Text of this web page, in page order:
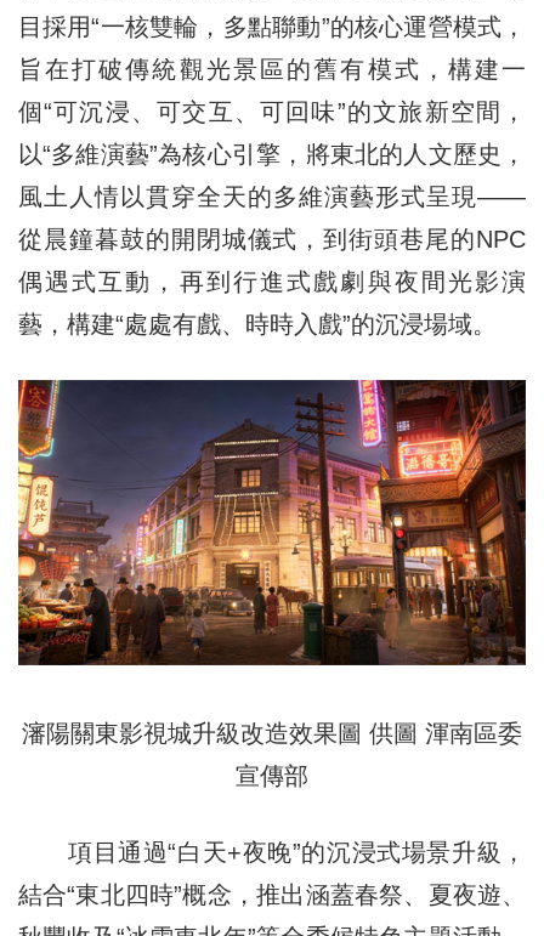
目採用“一核雙輪，多點聯動”的核心運營模式，
旨在打破傳統觀光景區的舊有模式，構建一
個“可沉浸、可交互、可回味”的文旅新空間，
以“多維演藝”為核心引擎，將東北的人文歷史，
風土人情以貫穿全天的多維演藝形式呈現——
從晨鐘暮鼓的開閉城儀式，到街頭巷尾的NPC
偶遇式互動，再到行進式戲劇與夜間光影演
藝，構建“處處有戲、時時入戲”的沉浸場域。
瀋陽關東影視城升級改造效果圖 供圖 渾南區委
宣傳部
項目通過“白天+夜晚”的沉浸式場景升級，
結合“東北四時”概念，推出涵蓋春祭、夏夜遊、